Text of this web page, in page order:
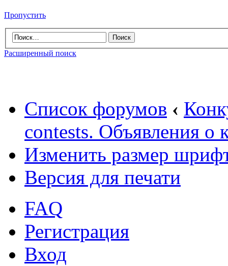
Пропустить
Расширенный поиск
Список форумов ‹
contests. Объявления о
Изменить размер
Версия для печати
FAQ
Регистрация
Вход